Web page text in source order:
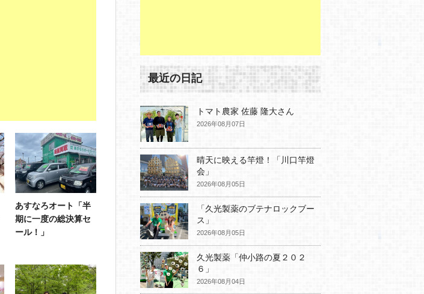
あすなろオート「半
期に一度の総決算セ
ール！」
最近の日記
トマト農家 佐藤 隆大さん
2026年08月07日
晴天に映える竿燈！「川口竿燈
会」
2026年08月05日
「久光製薬のブテナロックブー
ス」
2026年08月05日
久光製薬「仲小路の夏２０２
６」
2026年08月04日